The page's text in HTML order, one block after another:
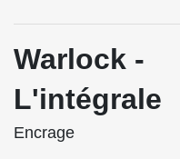
Warlock -
L'intégrale
Encrage